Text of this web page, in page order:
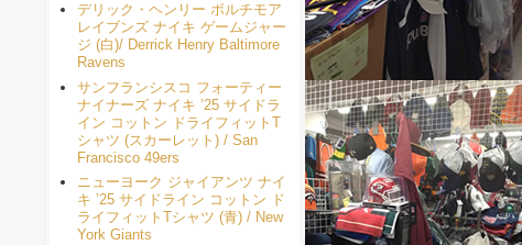
デリック・ヘンリー ボルチモア
レイブンズ ナイキ ゲームジャー
ジ (白)/ Derrick Henry Baltimore
Ravens
サンフランシスコ フォーティー
ナイナーズ ナイキ ’25 サイドラ
イン コットン ドライフィットT
シャツ (スカーレット) / San
Francisco 49ers
ニューヨーク ジャイアンツ ナイ
キ ’25 サイドライン コットン ド
ライフィットTシャツ (青) / New
York Giants